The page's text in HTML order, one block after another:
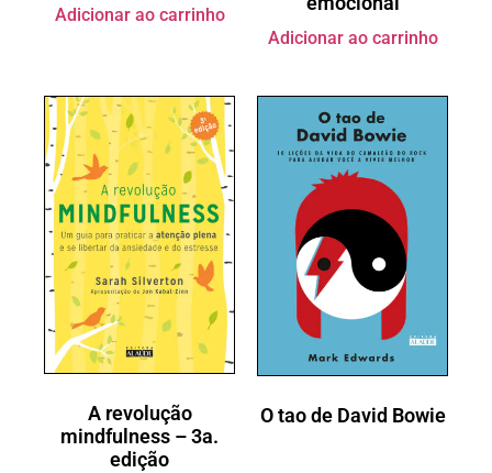
Adicionar ao carrinho
Adicionar ao carrinho
A revolução
mindfulness – 3a.
edição
O tao de David Bowie